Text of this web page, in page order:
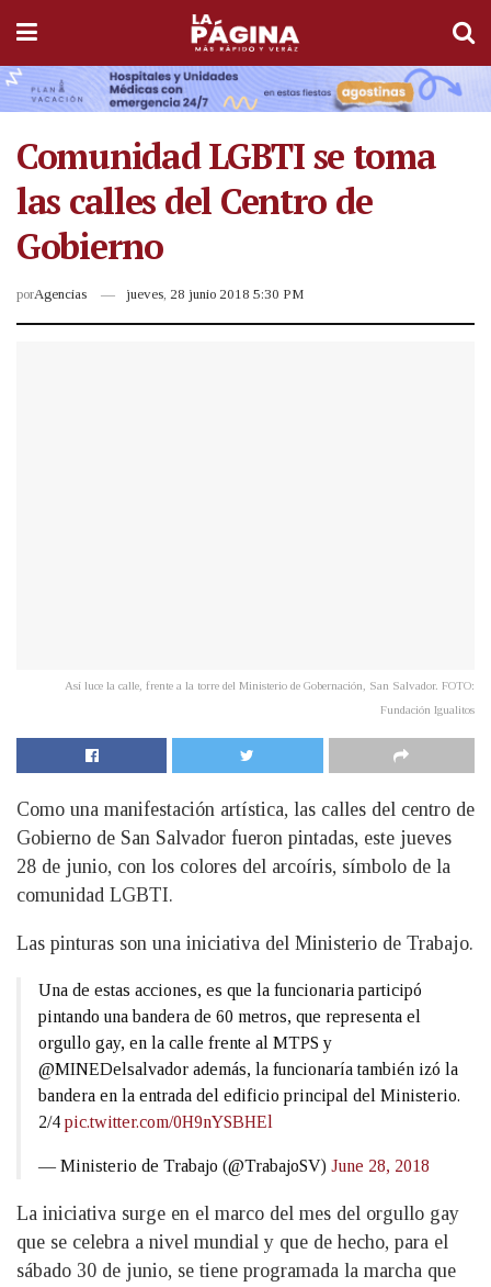
Comunidad LGBTI se toma
las calles del Centro de
Gobierno
porAgencias jueves, 28 junio 2018 5:30 PM
Así luce la calle, frente a la torre del Ministerio de Gobernación, San Salvador. FOTO:
Fundación Igualitos
Como una manifestación artística, las calles del centro de
Gobierno de San Salvador fueron pintadas, este jueves
28 de junio, con los colores del arcoíris, símbolo de la
comunidad LGBTI.
Las pinturas son una iniciativa del Ministerio de Trabajo.
Una de estas acciones, es que la funcionaria participó
pintando una bandera de 60 metros, que representa el
orgullo gay, en la calle frente al MTPS y
@MINEDelsalvador además, la funcionaría también izó la
bandera en la entrada del edificio principal del Ministerio.
2/4 pic.twitter.com/0H9nYSBHEl
— Ministerio de Trabajo (@TrabajoSV) June 28, 2018
La iniciativa surge en el marco del mes del orgullo gay
que se celebra a nivel mundial y que de hecho, para el
sábado 30 de junio, se tiene programada la marcha que